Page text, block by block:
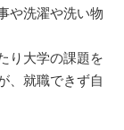
や洗濯や洗い物
り大学の課題を
、就職できず自